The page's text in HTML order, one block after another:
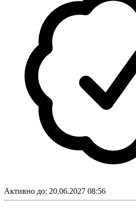
Активно до: 20.06.2027 08:56